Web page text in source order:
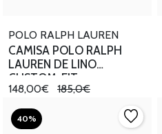
POLO RALPH LAUREN
CAMISA POLO RALPH
LAUREN DE LINO
CUSTOM-FIT
148,00€ 185,0€
40%